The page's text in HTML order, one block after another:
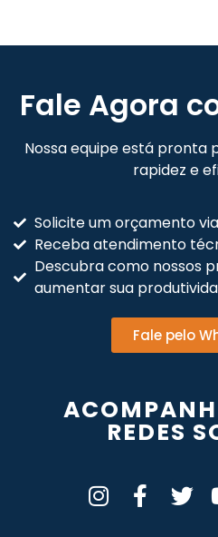
Fale Agora
Nossa equipe está
rapidez e
Solicite um orçamento
Receba atendimento
Descubra como nossos
aumentar sua
Fale pelo
REDES